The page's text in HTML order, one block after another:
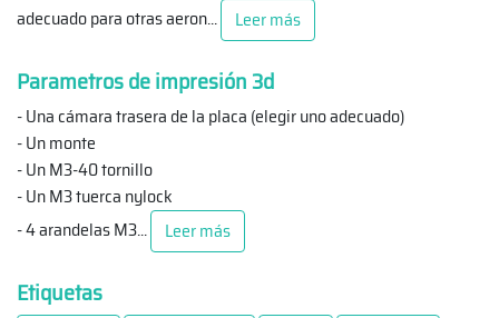
adecuado para otras aeron... Leer más
Parametros de impresión 3d
- Una cámara trasera de la placa (elegir uno adecuado)
- Un monte
- Un M3-40 tornillo
- Un M3 tuerca nylock
- 4 arandelas M3... Leer más
Etiquetas